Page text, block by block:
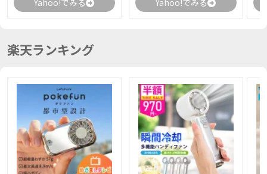
Yahoo!でみる Yahoo!でみる
楽天ランキング